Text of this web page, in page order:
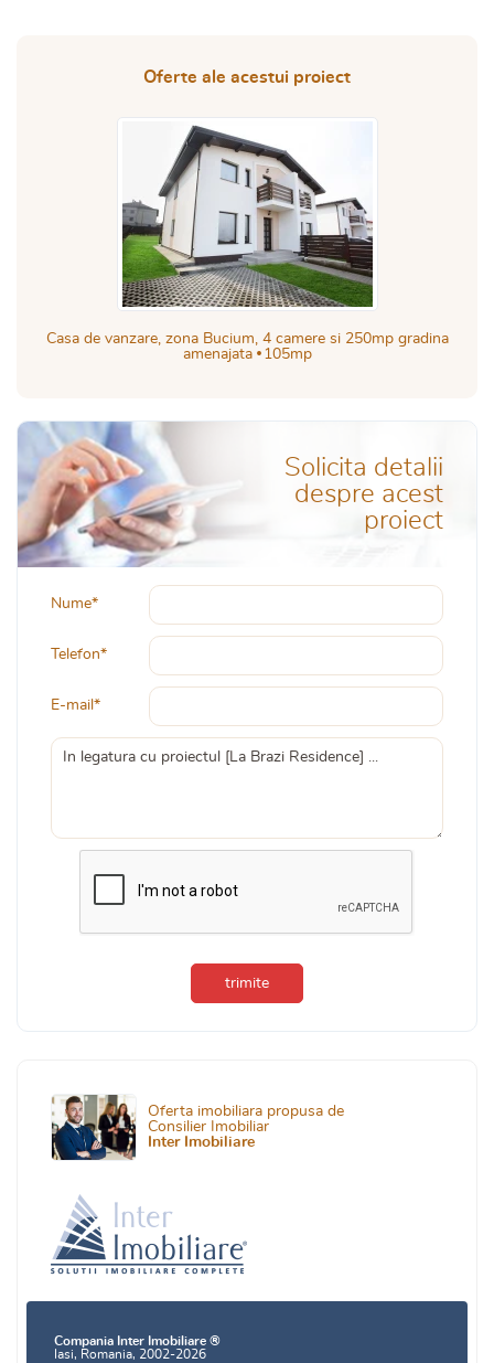
Oferte ale acestui proiect
Casa de vanzare, zona Bucium, 4 camere si 250mp gradina
amenajata
105mp
Solicita detalii
despre acest
proiect
Nume*
Telefon*
E-mail*
trimite
Oferta imobiliara propusa de
Consilier Imobiliar
Inter Imobiliare
Compania Inter Imobiliare ®
Iasi, Romania, 2002-2026